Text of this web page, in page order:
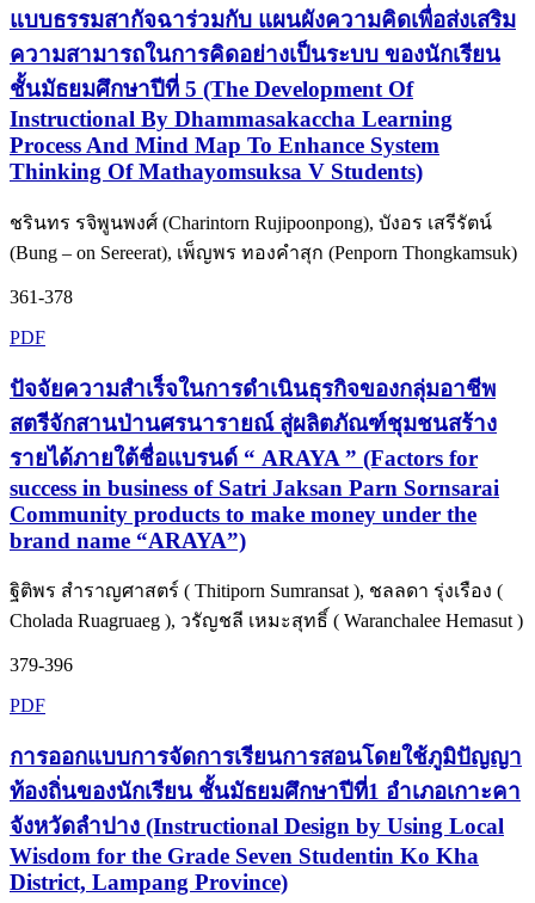
แบบธรรมสากัจฉาร่วมกับ แผนผังความคิดเพื่อส่งเสริม
ความสามารถในการคิดอย่างเป็นระบบ ของนักเรียน
ชั้นมัธยมศึกษาปีที่ 5 (The Development Of
Instructional By Dhammasakaccha Learning
Process And Mind Map To Enhance System
Thinking Of Mathayomsuksa V Students)
ชรินทร รจิพูนพงศ์ (Charintorn Rujipoonpong), บังอร เสรีรัตน์
(Bung – on Sereerat), เพ็ญพร ทองคำสุก (Penporn Thongkamsuk)
361-378
PDF
ปัจจัยความสำเร็จในการดำเนินธุรกิจของกลุ่มอาชีพ
สตรีจักสานป่านศรนารายณ์ สู่ผลิตภัณฑ์ชุมชนสร้าง
รายได้ภายใต้ชื่อแบรนด์ “ ARAYA ” (Factors for
success in business of Satri Jaksan Parn Sornsarai
Community products to make money under the
brand name “ARAYA”)
ฐิติพร สำราญศาสตร์ ( Thitiporn Sumransat ), ชลลดา รุ่งเรือง (
Cholada Ruagruaeg ), วรัญชลี เหมะสุทธิ์ ( Waranchalee Hemasut )
379-396
PDF
การออกแบบการจัดการเรียนการสอนโดยใช้ภูมิปัญญา
ท้องถิ่นของนักเรียน ชั้นมัธยมศึกษาปีที่1 อำเภอเกาะคา
จังหวัดลำปาง (Instructional Design by Using Local
Wisdom for the Grade Seven Studentin Ko Kha
District, Lampang Province)